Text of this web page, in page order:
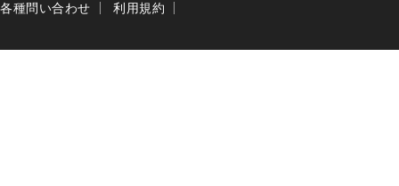
各種問い合わせ
利用規約